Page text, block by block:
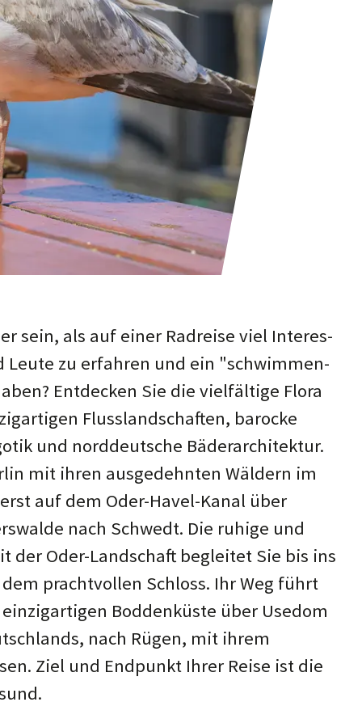
sein, als auf einer Rad­rei­se viel In­ter­es­
Leute zu er­fah­ren und ein "schwim­men­
Ent­decken Sie die viel­fäl­tige Flora
Fluss­land­schaf­ten, ba­rocke
und nord­deut­sche Bäder­arch­itektur.
mit ihren ausge­dehnten Wäldern im
auf dem Oder-Havel-Kanal über
nach Schwedt. Die ruhige und
der Oder-Land­schaft beglei­tet Sie bis ins
pracht­vollen Schloss. Ihr Weg führt
Bodden­küste über Usedom
nach Rügen, mit ihrem
Ziel und End­punkt Ihrer Reise ist die